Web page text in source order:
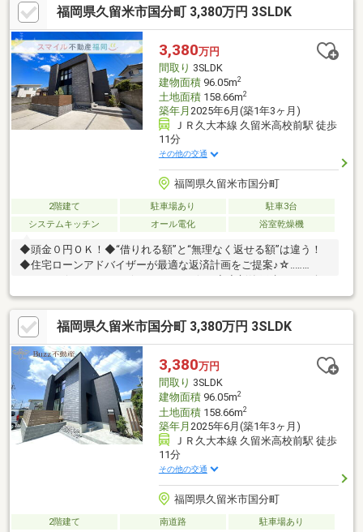
福岡県久留米市国分町 3,380万円 3SLDK
3,380万円
間取り 3SLDK
建物面積96.05m2
土地面積158.66m2
築年月 2025年6月(築1年3ヶ月)
ＪＲ久大本線 久留米高校前駅 徒歩
11分
その他の交通
福岡県久留米市国分町
2階建て 駐車場あり
駐車3台
システムキッチン
オール電化 浴室乾燥機
◆頭金０円ＯＫ！◆“借りれる額”と“無理なく返せる額”は違う！
◆住宅ローンアドバイザーが最適な返済計画をご提案♪☆‥…
可能◇◆～新築でも中古でも実績のある弊社だからこそできる！
それぞれのメリット・デメリットを把握し、じっくり比較検討す
ることができます♪内見したい物件をツアー形式でまわることも可
能♪お住み替え相談も承ります♪☆‥…━━━━☆‥…━━━━☆‥…
━━━━☆～◆◇追加工事承ります◇◆～弊社にてご注文いただ
くと、住宅ローンに組み込み可能♪豊富なメニューを取り揃えてお
ります♪
福岡県久留米市国分町 3,380万円 3SLDK
3,380万円
間取り 3SLDK
建物面積96.05m2
土地面積158.66m2
築年月 2025年6月(築1年3ヶ月)
ＪＲ久大本線 久留米高校前駅 徒歩
11分
その他の交通
福岡県久留米市国分町
2階建て 南道路
駐車場あり